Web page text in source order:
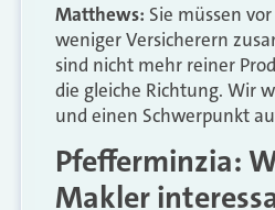
Matthews: Sie müssen
weniger Versicherern
sind nicht mehr reiner
die gleiche Richtung. Wir
und einen Schwerpunkt
Pfefferminzia:
Makler